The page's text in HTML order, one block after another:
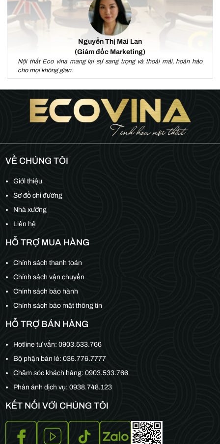
Nguyễn Thị Mai Lan
(Giám đốc Marketing)
Nội thất Eco vina mang lại sự sang trọng và thoải mái, hoàn hảo
cho mọi không gian.
VỀ CHÚNG TÔI
Giới thiệu
Sơ đồ chỉ đường
Nhà xưởng
Liên hệ
HỖ TRỢ MUA HÀNG
Chính sách thanh toán
Chính sách vận chuyển
Chính sách bảo hành
Chính sách bảo mật thông tin
HỖ TRỢ BÁN HÀNG
Hotline tư vấn:0903.533.766
Bộ phận bán lẻ:035.776.7777
Chăm sóc khách hàng:0903.533.766
Phản ánh dịch vụ: 0938.748.123
KẾT NỐI VỚI CHÚNG TÔI